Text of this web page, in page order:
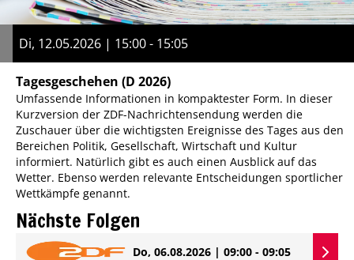
Di, 12.05.2026 | 15:00 - 15:05
Tagesgeschehen (D 2026)
Umfassende Informationen in kompaktester Form. In dieser
Kurzversion der ZDF-Nachrichtensendung werden die
Zuschauer über die wichtigsten Ereignisse des Tages aus den
Bereichen Politik, Gesellschaft, Wirtschaft und Kultur
informiert. Natürlich gibt es auch einen Ausblick auf das
Wetter. Ebenso werden relevante Entscheidungen sportlicher
Wettkämpfe genannt.
Nächste Folgen
Do, 06.08.2026 | 09:00 - 09:05